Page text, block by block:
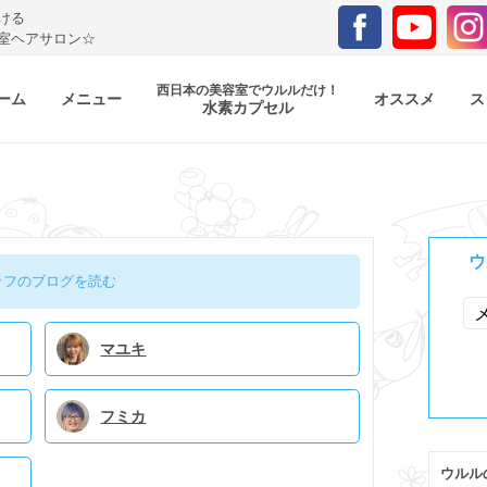
る
ヘアサロン☆
ム メニュー 西日本の美容室でウルルだけ！
水素カプセル オススメ
のブログを読む
マユキ
フミカ
ウルル